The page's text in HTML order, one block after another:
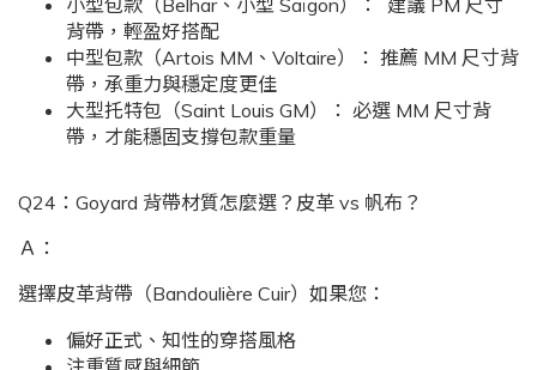
小型包款（Belhar、小型 Saïgon）： 建議 PM 尺寸
背帶，輕盈好搭配
中型包款（Artois MM、Voltaire）： 推薦 MM 尺寸背
帶，承重力與穩定度更佳
大型托特包（Saint Louis GM）： 必選 MM 尺寸背
帶，才能穩固支撐包款重量
Q24：Goyard 背帶材質怎麼選？皮革 vs 帆布？
Ａ：
選擇皮革背帶（Bandoulière Cuir）如果您：
偏好正式、知性的穿搭風格